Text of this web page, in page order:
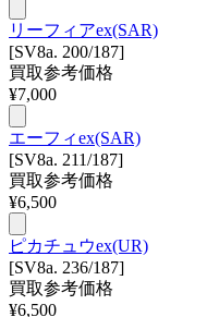
リーフィアex(SAR)
[SV8a. 200/187]
買取参考価格
¥7,000
エーフィex(SAR)
[SV8a. 211/187]
買取参考価格
¥6,500
ピカチュウex(UR)
[SV8a. 236/187]
買取参考価格
¥6,500